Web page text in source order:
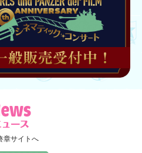
章サイトへ